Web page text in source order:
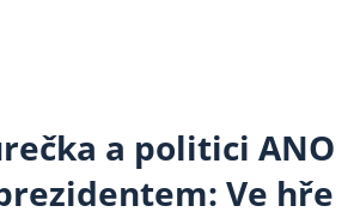
a politici ANO
Ve hře